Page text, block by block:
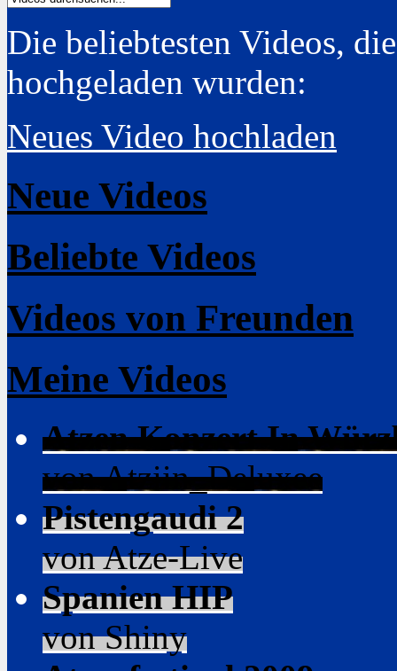
Die beliebtesten Videos,
hochgeladen wurden:
Neues Video hochladen
Neue Videos
Beliebte Videos
Videos von Freunden
Meine Videos
Atzen Konzert In
von Atziin_Deluxee
Pistengaudi 2
von Atze-Live
Spanien HIP
von Shiny